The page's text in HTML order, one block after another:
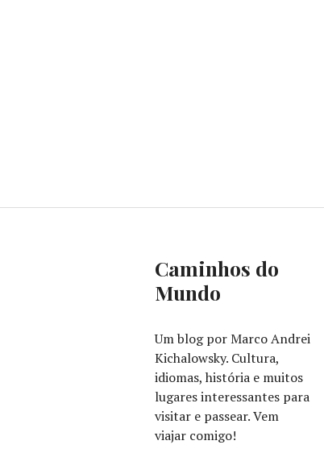
Caminhos do
Mundo
Um blog por Marco Andrei
Kichalowsky. Cultura,
idiomas, história e muitos
lugares interessantes para
visitar e passear. Vem
viajar comigo!